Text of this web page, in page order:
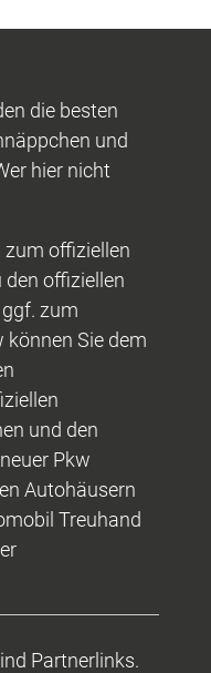
die besten
und
hier nicht
zum offiziellen
offiziellen
zum
Sie dem
und den
Pkw
Autohäusern
Treuhand
Partnerlinks.